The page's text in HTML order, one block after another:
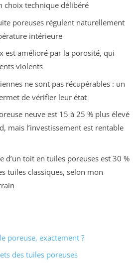
choix technique délibéré
poreuses régulent naturellement
intérieure
est amélioré par la porosité, qui
violents
ne sont pas récupérables : un
de vérifier leur état
neuve est 15 à 25 % plus élevé
mais l’investissement est rentable
d’un toit en tuiles poreuses est 30 %
tuiles classiques, selon mon
poreuse, exactement ?
des tuiles poreuses